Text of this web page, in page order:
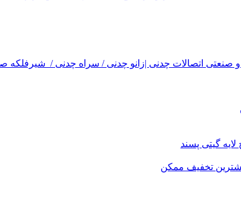
صنعتی اتصالات چدنی |زانو چدنی / سراه چدنی / شیرفلکه
گیتی پسند